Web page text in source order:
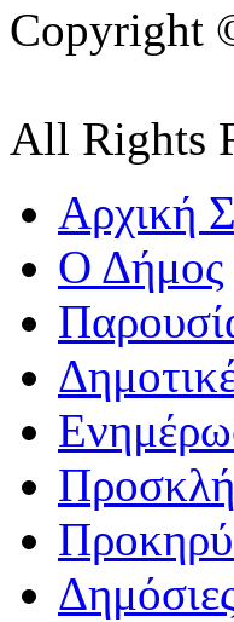
Copyright
All Rights
Αρχική
Ο Δήμος